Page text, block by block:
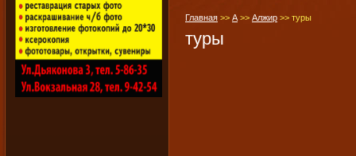
Главная >> А >> Алжир >> туры
туры